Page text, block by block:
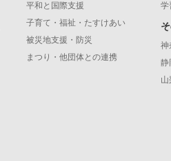
平和と国際支援
子育て・福祉・たすけあい
被災地支援・防災
まつり・他団体との連携
学
神
静
山